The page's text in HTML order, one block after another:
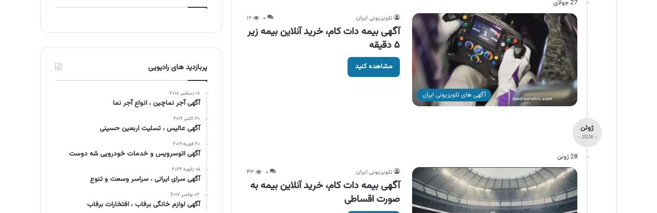
27 جولای
آگهی های تلویزیونی ایران
تلویزیونی ایران ۰ ۱۲
آگهی بیمه دات کام، خرید آنلاین بیمه زیر
۵ دقیقه
مشاهده کنید
ژوئن
- 2026 -
28 ژوئن
تلویزیونی ایران ۰ ۴۳
آگهی بیمه دات کام، خرید آنلاین بیمه به
صورت اقساطی
پربازدید های رادیویی
۱۸ دسامبر ۲۰۱۸
آگهی آجر نماچین ، انواع آجر نما
۲۰ اکتبر ۲۰۱۹
آگهی عالیس ، تسلیت اربعین حسینی
۲۰ فوریه ۲۰۱۹
آگهی اتوسرویس و خدمات خودرویی شه دوست
۰۵ ژانویه ۲۰۲۲
آگهی سرای ایرانی ، سراسر وسعت و تنوع
۰۳ نوامبر ۲۰۱۷
آگهی لوازم خانگی برفاب ، افتخارات برفاب